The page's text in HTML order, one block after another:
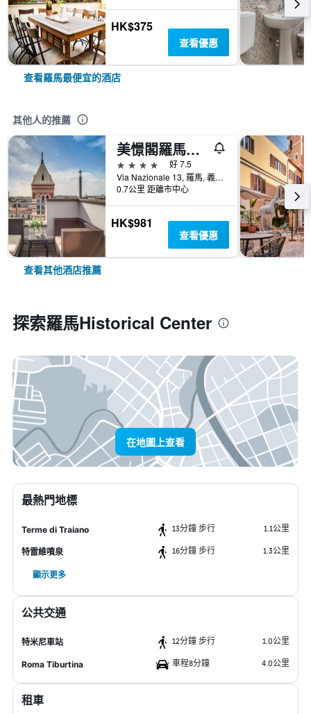
HK$375
查看優惠
查看羅馬最便宜的酒店
其他人的推薦
美憬閣羅馬鷹爪酒店
4星級
好 7.5
Via Nazionale 13, 羅馬, 義大利
0.7公里 距離市中心
HK$981
查看優惠
查看其他酒店推薦
探索羅馬Historical Center
在地圖上查看
最熱門地標
Terme di Traiano 13分鐘 步行 1.1公里
特雷維噴泉 16分鐘 步行 1.3公里
顯示更多
公共交通
特米尼車站 12分鐘 步行 1.0公里
Roma Tiburtina 車程8分鐘 4.0公里
租車